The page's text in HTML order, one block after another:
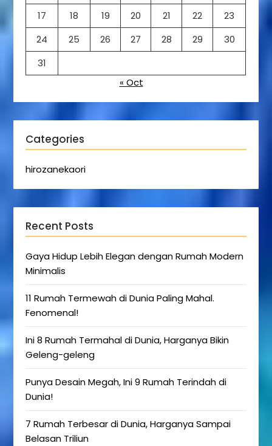
17 18 19 20 21 22
23
24
25 26 27 28 29
30
31
« Oct
Categories
hirozanekaori
Recent Posts
Gaya Hidup Lebih Elegan dengan Rumah Modern
Minimalis
11 Rumah Termewah di Dunia Paling Mahal.
Fenomenal!
Ini 8 Rumah Termahal di Dunia, Harganya Bikin
Geleng-geleng
Punya Desain Megah, Ini 9 Rumah Terindah di
Dunia!
7 Rumah Terbesar di Dunia, Harganya Sampai
Belasan Triliun